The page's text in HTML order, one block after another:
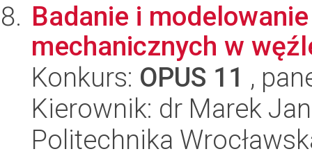
Badanie i
mechanicznych w
Konkurs: OPUS 11 ,
Kierownik: dr Marek
Politechnika